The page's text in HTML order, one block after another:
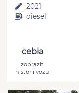
2021
diesel
cebia
zobrazit
historii vozu